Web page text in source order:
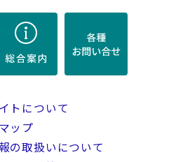
トについて
ップ
の取扱いについて